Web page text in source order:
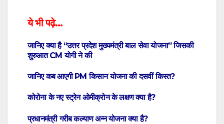
ये भी पढ़े…
जानिए क्या है “उत्तर प्रदेश मुख्यमंत्री बाल सेवा योजना” जिसकी
शुरुआत CM योगी ने की
जानिए कब आएगी PM किसान योजना की दसवीं किस्त?
कोरोना के नए स्ट्रेन ओमीक्रोन के लक्षण क्या है?
प्रधानमंत्री गरीब कल्याण अन्न योजना क्या है?